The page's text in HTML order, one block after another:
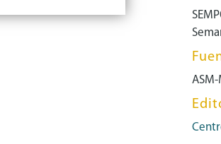
ASM-